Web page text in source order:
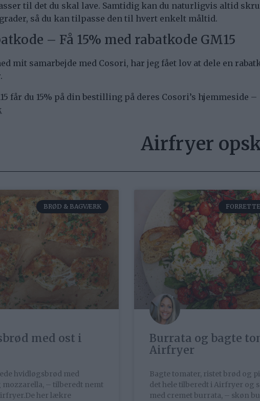
til det du skal lave. Samtidig kan du naturligvis altid
så du kan tilpasse den til hvert enkelt måltid.
– Få 15% med rabatkode GM15
mit samarbejde med Cosori, har jeg fået lov at dele en
får du 15% på din bestilling på deres Cosori’s hjemmeside –
Airfryer
BRØD & BAGVÆRK
med ost i
hvidløgsbrød med
mozzarella, – tilberedt nemt
her lækre
Burrata og bagte
Airfryer
Bagte tomater, ristet brød og
det hele tilberedt i Airfryer og
med cremet burrata, – skøn